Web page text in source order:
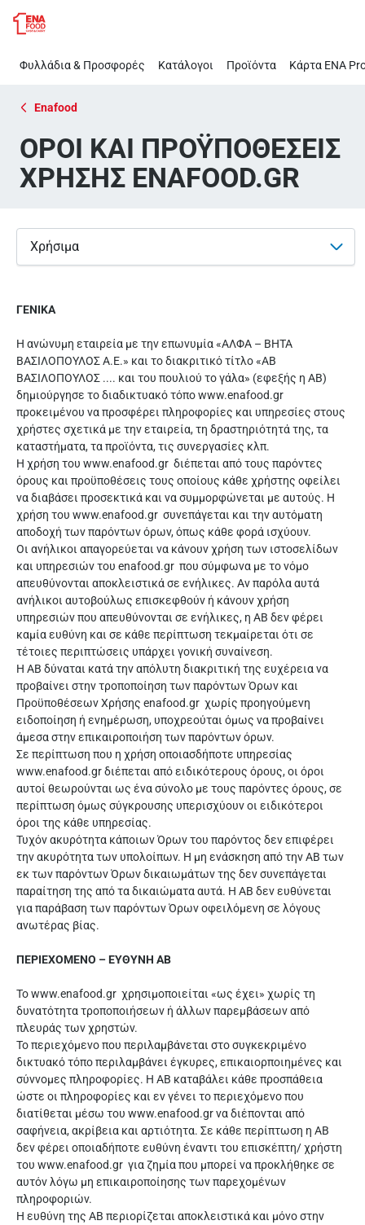
Παράλειψη
OΡΟΙ
ΧΡΗΣΗΣ
Φυλλάδια & Προσφορές Κατάλογοι Προϊόντα Κάρτα ΕΝΑ
Enafood
OΡΟΙ ΚΑΙ ΠΡΟΫΠΟΘΕΣΕΙΣ
ΧΡΗΣΗΣ ENAFOOD.GR
Χρήσιμα
ΓΕΝΙΚΑ
Η ανώνυμη εταιρεία με την επωνυμία «ΑΛΦΑ – ΒΗΤΑ
ΒΑΣΙΛΟΠΟΥΛΟΣ Α.Ε.» και το διακριτικό τίτλο «ΑΒ
ΒΑΣΙΛΟΠΟΥΛΟΣ .... και του πουλιού το γάλα» (εφεξής η ΑΒ)
δημιούργησε το διαδικτυακό τόπο www.enafood.gr
προκειμένου να προσφέρει πληροφορίες και υπηρεσίες στους
χρήστες σχετικά με την εταιρεία, τη δραστηριότητά της, τα
καταστήματα, τα προϊόντα, τις συνεργασίες κλπ.
Η χρήση του www.enafood.gr διέπεται από τους παρόντες
όρους και προϋποθέσεις τους οποίους κάθε χρήστης οφείλει
να διαβάσει προσεκτικά και να συμμορφώνεται με αυτούς. Η
χρήση του www.enafood.gr συνεπάγεται και την αυτόματη
αποδοχή των παρόντων όρων, όπως κάθε φορά ισχύουν.
Οι ανήλικοι απαγορεύεται να κάνουν χρήση των ιστοσελίδων
και υπηρεσιών του enafood.gr που σύμφωνα με το νόμο
απευθύνονται αποκλειστικά σε ενήλικες. Αν παρόλα αυτά
ανήλικοι αυτοβούλως επισκεφθούν ή κάνουν χρήση
υπηρεσιών που απευθύνονται σε ενήλικες, η ΑΒ δεν φέρει
καμία ευθύνη και σε κάθε περίπτωση τεκμαίρεται ότι σε
τέτοιες περιπτώσεις υπάρχει γονική συναίνεση.
Η ΑΒ δύναται κατά την απόλυτη διακριτική της ευχέρεια να
προβαίνει στην τροποποίηση των παρόντων Όρων και
Προϋποθέσεων Χρήσης enafood.gr χωρίς προηγούμενη
ειδοποίηση ή ενημέρωση, υποχρεούται όμως να προβαίνει
άμεσα στην επικαιροποιήση των παρόντων όρων.
Σε περίπτωση που η χρήση οποιασδήποτε υπηρεσίας
www.enafood.gr διέπεται από ειδικότερους όρους, οι όροι
αυτοί θεωρούνται ως ένα σύνολο με τους παρόντες όρους, σε
περίπτωση όμως σύγκρουσης υπερισχύουν οι ειδικότεροι
όροι της κάθε υπηρεσίας.
Τυχόν ακυρότητα κάποιων Όρων του παρόντος δεν επιφέρει
την ακυρότητα των υπολοίπων. Η μη ενάσκηση από την ΑΒ των
εκ των παρόντων Όρων δικαιωμάτων της δεν συνεπάγεται
παραίτηση της από τα δικαιώματα αυτά. Η ΑΒ δεν ευθύνεται
για παράβαση των παρόντων Όρων οφειλόμενη σε λόγους
ανωτέρας βίας.
ΠΕΡΙΕΧΟΜΕΝΟ – ΕΥΘΥΝΗ ΑΒ
Το www.enafood.gr χρησιμοποιείται «ως έχει» χωρίς τη
δυνατότητα τροποποιήσεων ή άλλων παρεμβάσεων από
πλευράς των χρηστών.
Το περιεχόμενο που περιλαμβάνεται στο συγκεκριμένο
δικτυακό τόπο περιλαμβάνει έγκυρες, επικαιορποιημένες και
σύννομες πληροφορίες. Η ΑΒ καταβάλει κάθε προσπάθεια
ώστε οι πληροφορίες και εν γένει το περιεχόμενο που
διατίθεται μέσω του www.enafood.gr να διέπονται από
σαφήνεια, ακρίβεια και αρτιότητα. Σε κάθε περίπτωση η ΑΒ
δεν φέρει οποιαδήποτε ευθύνη έναντι του επισκέπτη/ χρήστη
του www.enafood.gr για ζημία που μπορεί να προκλήθηκε σε
αυτόν λόγω μη επικαιροποίησης των παρεχομένων
πληροφοριών.
Η ευθύνη της ΑΒ περιορίζεται αποκλειστικά και μόνο στην